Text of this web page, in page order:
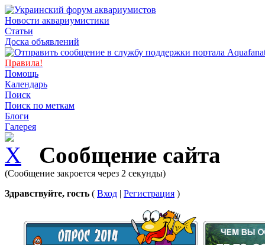
Новости аквариумистики
Статьи
Доска объявлений
Правила!
Помощь
Календарь
Поиск
Поиск по меткам
Блоги
Галерея
Сообщение сайта
(Сообщение закроется через 2 секунды)
Здравствуйте, гость ( Вход | Регистрация )